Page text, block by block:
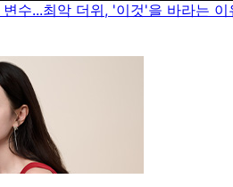
수...최악 더위, '이것'을 바라는